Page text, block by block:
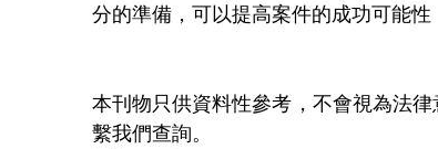
分的準備，可以提高案件的成功可能性
本刊物只供資料性參考，不會視為法
繫我們查詢。